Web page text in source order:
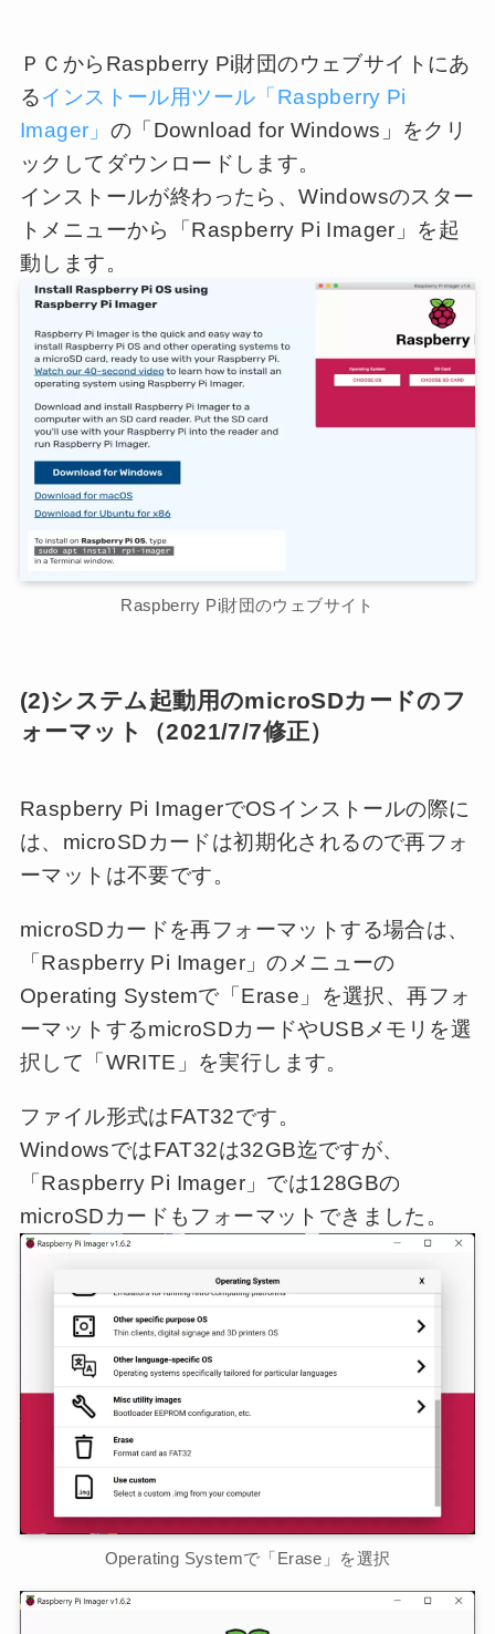
ＰＣからRaspberry Pi財団のウェブサイトにあ
るインストール用ツール「Raspberry Pi
Imager」 の「Download for Windows」をクリ
ックしてダウンロードします。
インストールが終わったら、Windowsのスター
トメニューから「Raspberry Pi Imager」を起
動します。
Raspberry Pi財団のウェブサイト
(2)システム起動用のmicroSDカードのフ
ォーマット
（2021/7/7修正）
Raspberry Pi ImagerでOSインストールの際に
は、microSDカードは初期化されるので再フォ
ーマットは不要です。
microSDカードを再フォーマットする場合は、
「Raspberry Pi Imager」のメニューの
Operating Systemで「Erase」を選択、再フォ
ーマットするmicroSDカードやUSBメモリを選
択して「WRITE」を実行します。
ファイル形式はFAT32です。
WindowsではFAT32は32GB迄ですが、
「Raspberry Pi Imager」では128GBの
microSDカードもフォーマットできました。
Operating Systemで「Erase」を選択